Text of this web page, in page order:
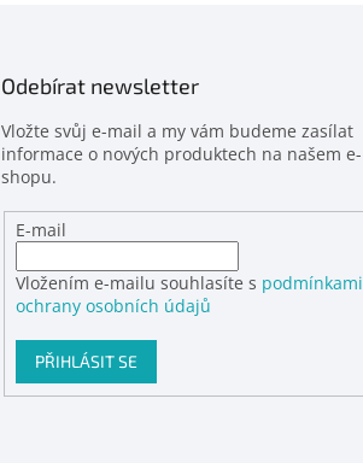
Odebírat newsletter
Vložte svůj e-mail a my vám budeme zasílat
informace o nových produktech na našem e-
shopu.
E-mail
Vložením e-mailu souhlasíte s podmínkami
ochrany osobních údajů
PŘIHLÁSIT SE